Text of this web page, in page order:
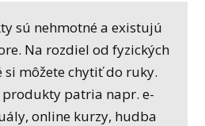
sú nehmotné a existujú
Na rozdiel od fyzických
môžete chytiť do ruky.
patria napr. e-
online kurzy, hudba